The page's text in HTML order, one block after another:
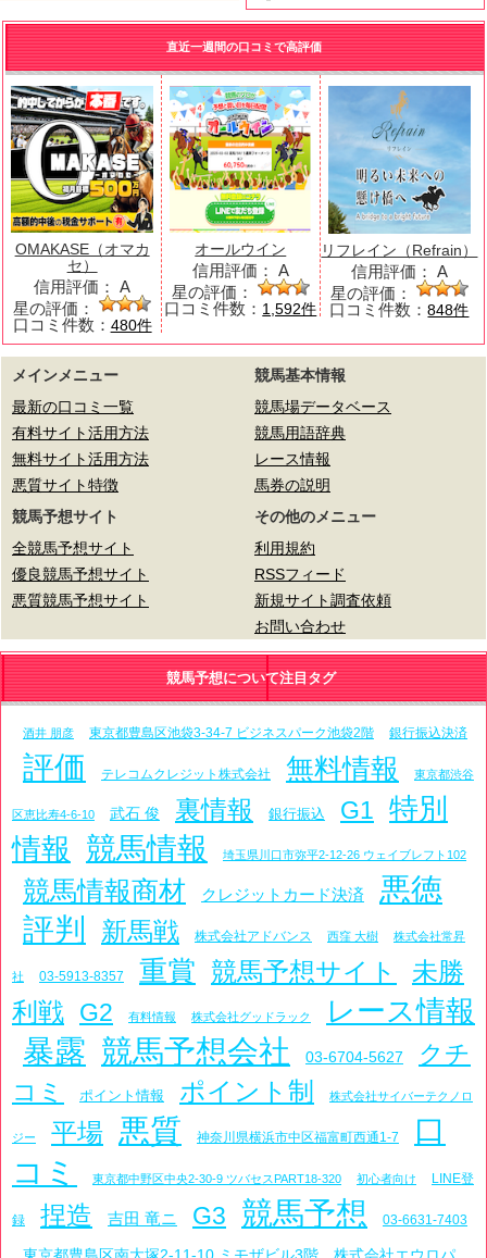
直近一週間の口コミで高評価
OMAKASE（オマカ
セ）
信用評価： A
星の評価：
口コミ件数： 480件
オールウイン
信用評価： A
星の評価：
口コミ件数： 1,592件
リフレイン（Refrain）
信用評価： A
星の評価：
口コミ件数：848件
メインメニュー
最新の口コミ一覧
有料サイト活用方法
無料サイト活用方法
悪質サイト特徴
競馬基本情報
競馬場データベース
競馬用語辞典
レース情報
馬券の説明
競馬予想サイト
全競馬予想サイト
優良競馬予想サイト
悪質競馬予想サイト
その他のメニュー
利用規約
RSSフィード
新規サイト調査依頼
お問い合わせ
競馬予想について注目タグ
酒井 朋彦 東京都豊島区池袋3-34-7 ビジネスパーク池袋2階 銀行振込決済
評価 テレコムクレジット株式会社 無料情報 東京都渋谷
区恵比寿4-6-10 武石 俊 裏情報 銀行振込 G1 特別
情報 競馬情報 埼玉県川口市弥平2-12-26 ウェイブレフト102
競馬情報商材 クレジットカード決済
悪徳
評判
新馬戦 株式会社アドバンス 西窪 大樹 株式会社常昇
社 03-5913-8357 重賞 競馬予想サイト
未勝
利戦 G2 有料情報 株式会社グッドラック レース情報
暴露 競馬予想会社 03-6704-5627
クチ
コミ
ポイント情報 ポイント制 株式会社サイバーテクノロ
ジー 平場 悪質 神奈川県横浜市中区福富町西通1-7
口
コミ
東京都中野区中央2-30-9 ツバセスPART18-320 初心者向け LINE登
録 捏造 吉田 竜ニ G3 競馬予想 03-6631-7403